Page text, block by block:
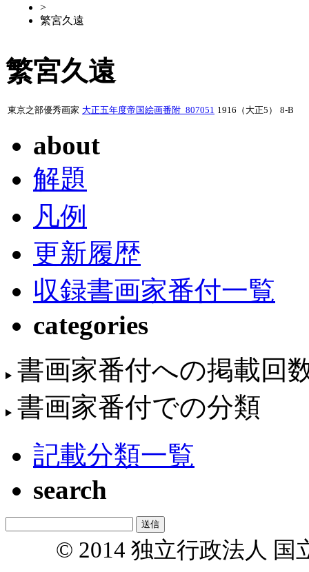
>
繁宮久遠
繁宮久遠
東京之部優秀画家 大正五年度帝国絵画番附_807051 1916（大正5） 8-B
about
解題
凡例
更新履歴
収録書画家番付一覧
categories
書画家番付への掲載回
書画家番付での分類
記載分類一覧
search
© 2014 独立行政法人 国